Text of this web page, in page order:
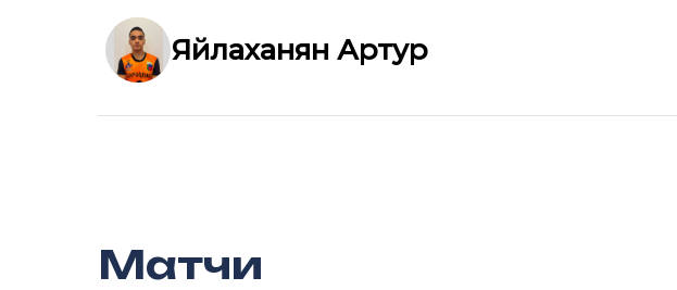
Яйлаханян Артур
Матчи